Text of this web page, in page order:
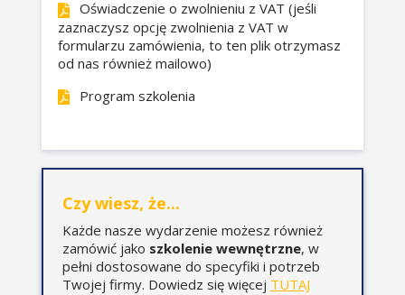
kasowa), a data wystawienia i
przesłania faktury w KSeF lub
w trybie
awarii/offline/offline24,
faktury i przesłania faktury do
rozliczenia podatkowego
(warunki dostawy, szczegóły
transportu, rozliczenia,
dodatkowe opisy, odniesienia
do WZ, do umów, zamówień
Oświadczenie o zwolnieniu z VAT (jeśli
zaznaczysz opcję zwolnienia z VAT w
formularzu zamówienia, to ten plik otrzymasz
od nas również mailowo)
Program szkolenia
Czy wiesz, że...
Każde nasze wydarzenie możesz również
zamówić jako szkolenie wewnętrzne, w
pełni dostosowane do specyfiki i potrzeb
Twojej firmy. Dowiedz się więcej TUTAJ